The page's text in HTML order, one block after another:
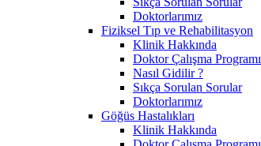
Doktorlarımız
Fiziksel Tıp ve Rehabilitasyon
Klinik Hakkında
Doktor Çalışma Programı
Nasıl Gidilir ?
Sıkça Sorulan Sorular
Doktorlarımız
Göğüs Hastalıkları
Klinik Hakkında